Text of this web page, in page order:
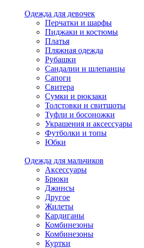
Одежда для девочек
Перчатки и шарфы
Пиджаки и костюмы
Платья
Пляжная одежда
Рубашки
Сандалии и шлепанцы
Сапоги
Свитера
Сумки и рюкзаки
Толстовки и свитшоты
Туфли и босоножки
Украшения и аксессуары
Футболки и топы
Юбки
Одежда для мальчиков
Аксессуары
Брюки
Джинсы
Другое
Жилеты
Кардиганы
Комбинезоны
Комбинезоны
Куртки